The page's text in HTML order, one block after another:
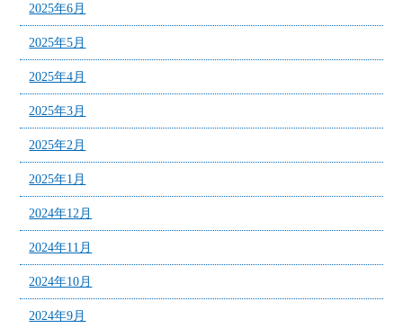
2025年6月
2025年5月
2025年4月
2025年3月
2025年2月
2025年1月
2024年12月
2024年11月
2024年10月
2024年9月